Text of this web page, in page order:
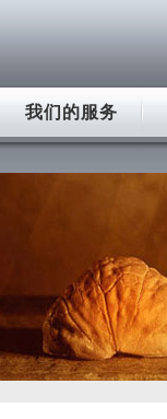
我们的服务